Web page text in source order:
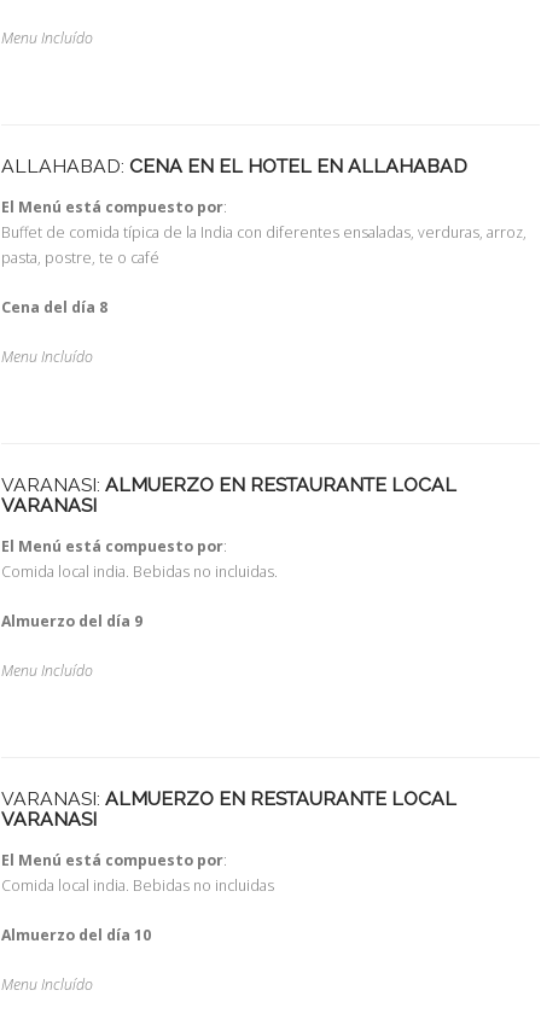
Menu Incluído
ALLAHABAD: CENA EN EL HOTEL EN ALLAHABAD
El Menú está compuesto por:
Buffet de comida típica de la India con diferentes ensaladas, verduras, arroz,
pasta, postre, te o café
Cena del día 8
Menu Incluído
VARANASI: ALMUERZO EN RESTAURANTE LOCAL
VARANASI
El Menú está compuesto por:
Comida local india. Bebidas no incluidas.
Almuerzo del día 9
Menu Incluído
VARANASI: ALMUERZO EN RESTAURANTE LOCAL
VARANASI
El Menú está compuesto por:
Comida local india. Bebidas no incluidas
Almuerzo del día 10
Menu Incluído